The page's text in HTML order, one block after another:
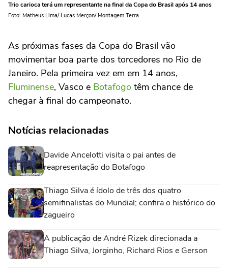
Trio carioca terá um representante na final da Copa do Brasil após 14 anos
Foto: Matheus Lima/ Lucas Merçon/ Montagem Terra
As próximas fases da Copa do Brasil vão
movimentar boa parte dos torcedores no Rio de
Janeiro. Pela primeira vez em em 14 anos,
Fluminense, Vasco e Botafogo têm chance de
chegar à final do campeonato.
Notícias relacionadas
Davide Ancelotti visita o pai antes de
reapresentação do Botafogo
Thiago Silva é ídolo de três dos quatro
semifinalistas do Mundial; confira o histórico do
zagueiro
A publicação de André Rizek direcionada a
Thiago Silva, Jorginho, Richard Rios e Gerson